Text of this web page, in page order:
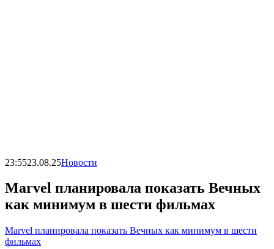
23:5523.08.25Новости
Marvel планировала показать Вечных
как минимум в шести фильмах
Marvel планировала показать Вечных как минимум в шести
фильмах